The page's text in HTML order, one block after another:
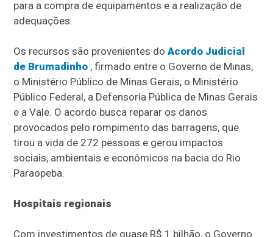
para a compra de equipamentos e a realização de
adequações.
Os recursos são provenientes doAcordo Judicial
de Brumadinho , firmado entre o Governo de Minas,
o Ministério Público de Minas Gerais, o Ministério
Público Federal, a Defensoria Pública de Minas Gerais
e a Vale. O acordo busca reparar os danos
provocados pelo rompimento das barragens, que
tirou a vida de 272 pessoas e gerou impactos
sociais, ambientais e econômicos na bacia do Rio
Paraopeba.
Hospitais regionais
Com investimentos de quase R$ 1 bilhão, o Governo